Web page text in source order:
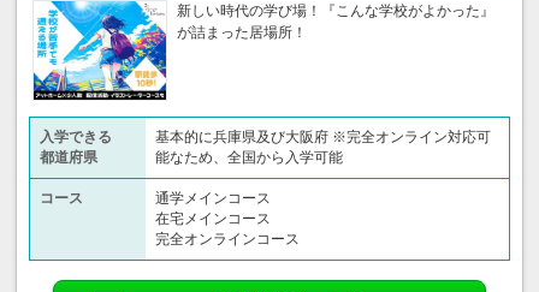
新しい時代の学び場！『こんな学校がよかった』
が詰まった居場所！
入学できる
都道府県
基本的に兵庫県及び大阪府 ※完全オンライン対応可
能なため、全国から入学可能
コース
通学メインコース
在宅メインコース
完全オンラインコース